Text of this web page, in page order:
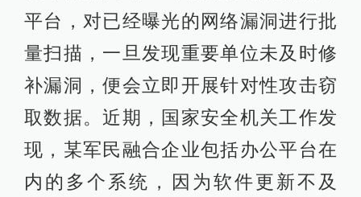
平台，对已经曝光的网络漏洞进行批
量扫描，一旦发现重要单位未及时修
补漏洞，便会立即开展针对性攻击窃
取数据。近期，国家安全机关工作发
现，某军民融合企业包括办公平台在
内的多个系统，因为软件更新不及